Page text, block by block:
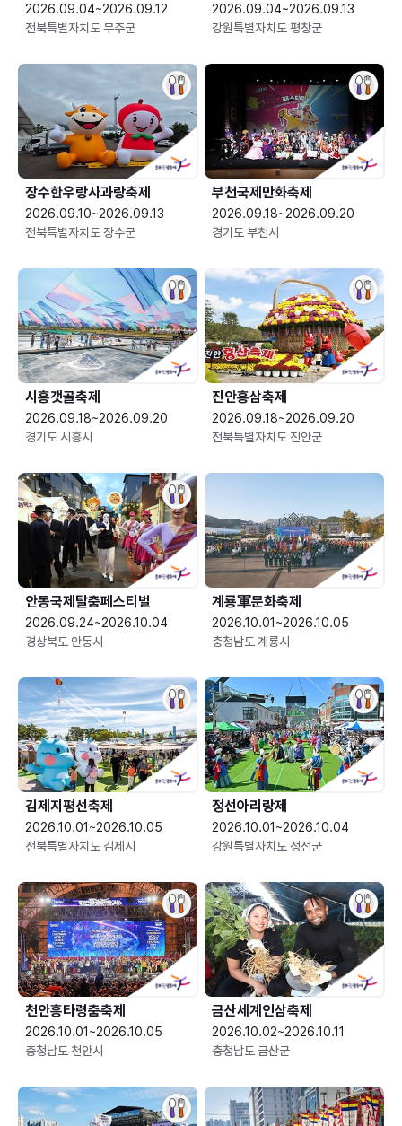
2026.09.04~2026.09.12
전북특별자치도 무주군
2026.09.04~2026.09.13
강원특별자치도 평창군
장수한우랑사과랑축제
2026.09.10~2026.09.13
전북특별자치도 장수군
부천국제만화축제
2026.09.18~2026.09.20
경기도 부천시
시흥갯골축제
2026.09.18~2026.09.20
경기도 시흥시
진안홍삼축제
2026.09.18~2026.09.20
전북특별자치도 진안군
안동국제탈춤페스티벌
2026.09.24~2026.10.04
경상북도 안동시
2026.10.01~2026.10.05
충청남도 계룡시
김제지평선축제
2026.10.01~2026.10.05
전북특별자치도 김제시
정선아리랑제
2026.10.01~2026.10.04
강원특별자치도 정선군
천안흥타령춤축제
2026.10.01~2026.10.05
충청남도 천안시
금산세계인삼축제
2026.10.02~2026.10.11
충청남도 금산군